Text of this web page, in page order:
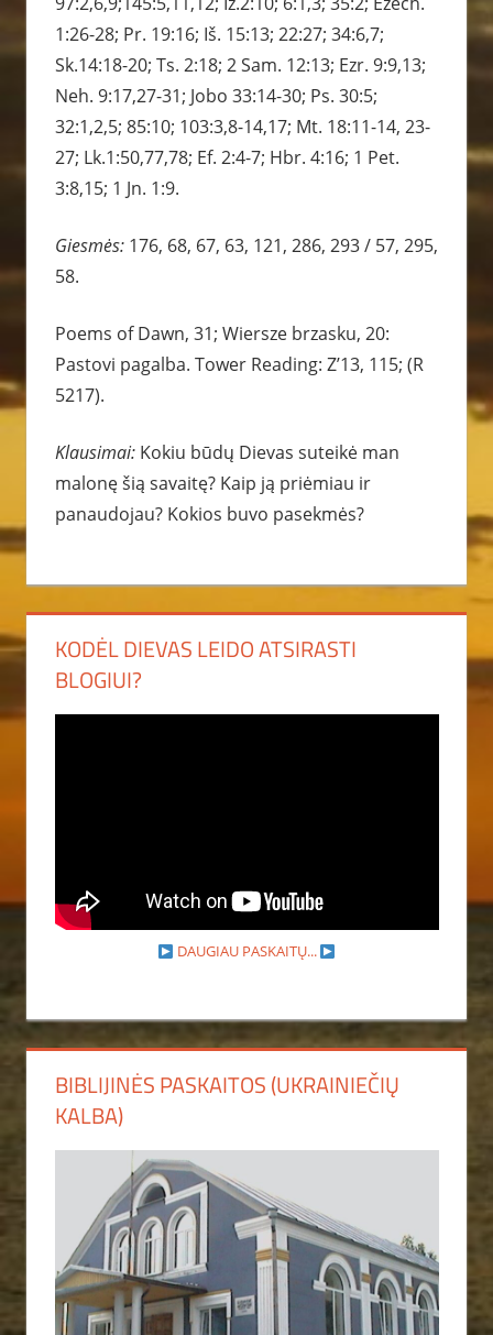
1:26-28; Pr. 19:16; Iš. 15:13; 22:27; 34:6,7;
Sk.14:18-20; Ts. 2:18; 2 Sam. 12:13; Ezr. 9:9,13;
Neh. 9:17,27-31; Jobo 33:14-30; Ps. 30:5;
32:1,2,5; 85:10; 103:3,8-14,17; Mt. 18:11-14, 23-
27; Lk.1:50,77,78; Ef. 2:4-7; Hbr. 4:16; 1 Pet.
3:8,15; 1 Jn. 1:9.
Giesmės: 176, 68, 67, 63, 121, 286, 293 / 57, 295,
58.
Poems of Dawn, 31; Wiersze brzasku, 20:
Pastovi pagalba. Tower Reading: Z’13, 115; (R
5217).
Klausimai: Kokiu būdų Dievas suteikė man
malonę šią savaitę? Kaip ją priėmiau ir
panaudojau? Kokios buvo pasekmės?
KODĖL DIEVAS LEIDO ATSIRASTI
BLOGIUI?
DAUGIAU PASKAITŲ...
BIBLIJINĖS PASKAITOS (UKRAINIEČIŲ
KALBA)